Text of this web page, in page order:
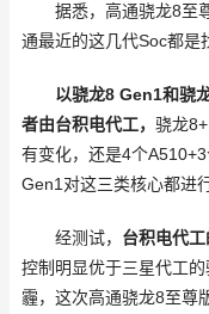
据悉，高通骁龙8至尊
通最近的这几代Soc都是
以骁龙8 Gen1和骁
者由台积电代工， 骁龙
有变化，还是4个
Gen1对这三类核心都进
经测试， 台积电代
控制明显优于三星代工
霾，这次高通骁龙8至尊